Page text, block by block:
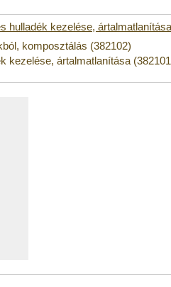
hulladék kezelése,
komposztálás (382102)
kezelése, ártalmatlanítása